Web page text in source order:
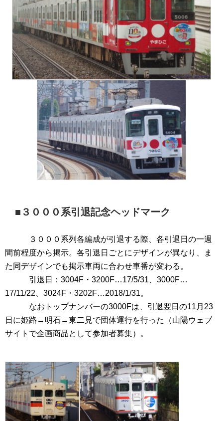
■３０００系引退記念ヘッドマーク
３０００系列各編成が引退する際、各引退日の一週
間前程度から掲示。各引退日ごとにデザインが異なり、ま
た同デザインでも掲示車両に合わせ車番が変わる。
引退日：3004F・3200F…17/5/31、3000F…
17/11/22、3024F・3202F…2018/1/31。
なおトップナンバーの3000Fは、引退翌日の11月23
日に姫路→明石→東二見で団体運行を行った（山陽ウェブ
サイトで企画商品として参加者募集）。